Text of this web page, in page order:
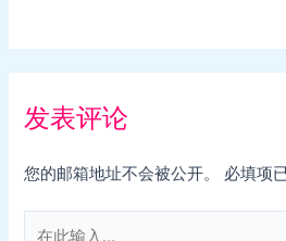
发表评论
您的邮箱地址不会被公开。 必填项